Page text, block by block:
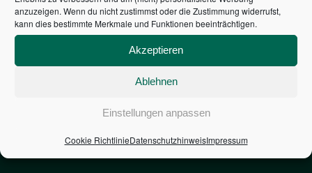
anzuzeigen. Wenn du nicht zustimmst oder die Zustimmung widerrufst,
kann dies bestimmte Merkmale und Funktionen beeinträchtigen.
Akzeptieren
Ablehnen
Einstellungen anpassen
Cookie RichtlinieDatenschutzhinweisImpressum
NEUVERSCHULDUNG
PRO SEKUNDE
1,601€
PRO SEKUNDE